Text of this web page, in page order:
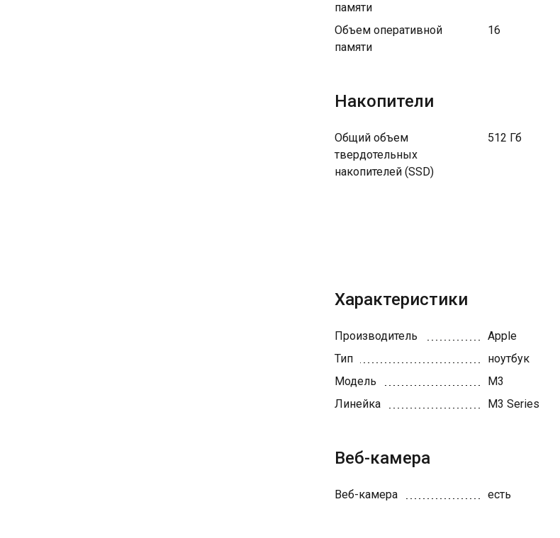
памяти
Объем оперативной
памяти
16
Накопители
Общий объем
твердотельных
накопителей (SSD)
512 Гб
Характеристики
Производитель
Apple
Тип
ноутбук
Модель
M3
Линейка
M3 Series
Веб-камера
Веб-камера есть